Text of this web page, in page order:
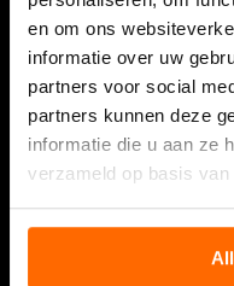
en om ons
informatie over uw
partners voor social
partners kunnen deze
informatie die u aan ze
verzameld op basis
Recommend to
Corporate gift
Affiliates
Resellers
Showcase